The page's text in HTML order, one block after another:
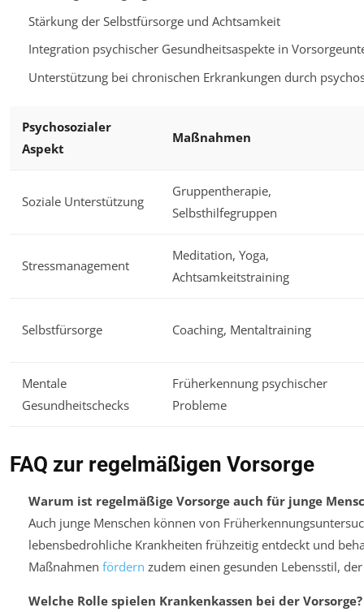
Stärkung der Selbstfürsorge und Achtsamkeit
Integration psychischer Gesundheitsaspekte in
Unterstützung bei chronischen Erkrankungen durch
Psychosozialer
Aspekt
Maßnahmen
Soziale Unterstützung
Gruppentherapie,
Selbsthilfegruppen
Stressmanagement
Meditation, Yoga,
Achtsamkeitstraining
Selbstfürsorge Coaching, Mentaltraining
Mentale
Gesundheitschecks
Früherkennung psychischer
Probleme
FAQ zur regelmäßigen Vorsorge
Warum ist regelmäßige Vorsorge auch für junge
Auch junge Menschen können von
lebensbedrohliche Krankheiten frühzeitig entdeckt und
Maßnahmen fördern zudem einen gesunden Lebensstil,
Welche Rolle spielen Krankenkassen bei der Vorsorge?